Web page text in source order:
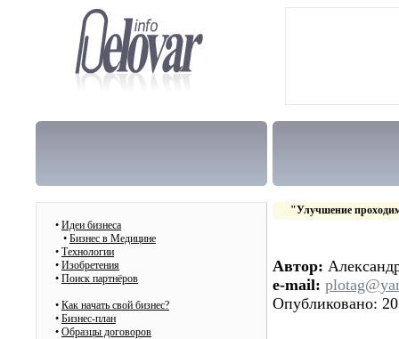
• Идеи бизнеса
• Бизнес в Медицине
• Технологии
• Изобретения
• Поиск партнёров
• Как начать свой бизнес?
• Бизнес-план
• Образцы договоров
"Улучшение
Автор:
e-mail:
Опубликовано: